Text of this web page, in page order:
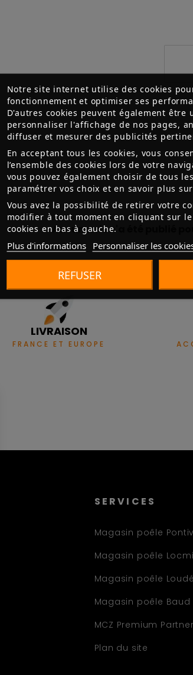
Notre site internet utilise des cookies
fonctionnement et optimiser ses
D'autres cookies peuvent également être
personnaliser l'affichage de nos pages,
diffuser et mesurer des publicités
En acceptant tous les cookies, vous
l’ensemble des cookies lors de votre
vous pouvez également choisir de tous
paramétrer vos choix et en savoir plus
Vous avez la possibilité de retirer votre
modifier à tout moment en cliquant sur
cookies en bas à gauche.
Plus d'informations Personnaliser les
REFUSER
Aucun avis n'a été publié
LIVRAISON
FRANCE ET EUROPE
SERVICES
Magasin poêle
Magasin poêle
Magasin poêle
Magasin poêle Baud
MCZ Premium Partner
Plan du site